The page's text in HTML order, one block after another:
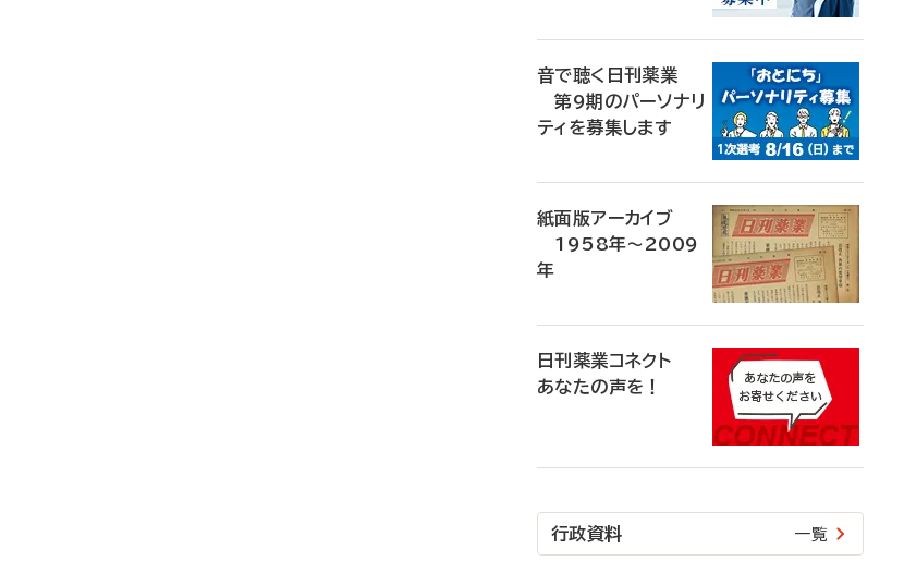
音で聴く日刊薬業
第9期のパーソナリ
ティを募集します
紙面版アーカイブ
1958年～2009
年
日刊薬業コネクト
あなたの声を！
行政資料 一覧